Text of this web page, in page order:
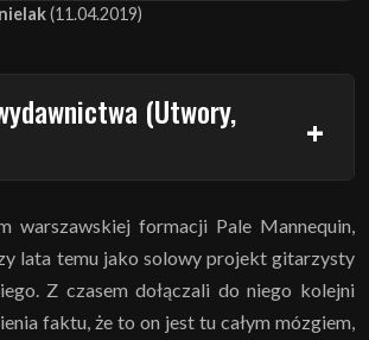
(11.04.2019)
(Utwory,
warszawskiej formacji Pale Mannequin,
lata temu jako solowy projekt gitarzysty
Z czasem dołączali do niego kolejni
faktu, że to on jest tu całym mózgiem,